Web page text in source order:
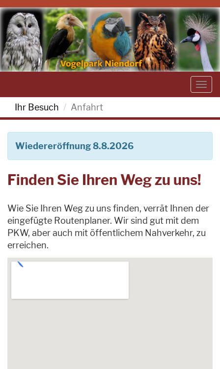
Ihr Besuch
Anfahrt
Wiedereröffnung 8.8.2026
Finden Sie Ihren Weg zu uns!
Wie Sie Ihren Weg zu uns finden, verrät Ihnen der
eingefügte Routenplaner. Wir sind gut mit dem
PKW, aber auch mit öffentlichem Nahverkehr, zu
erreichen.